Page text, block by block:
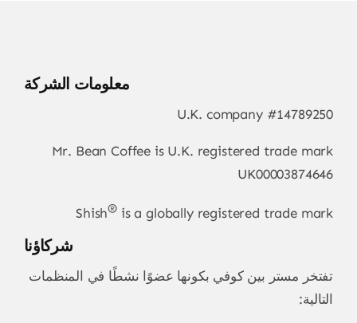
معلومات الشركة
U.K. company #14789250
Mr. Bean Coffee is U.K. registered trade mark
UK00003874646
Shish® is a globally registered trade mark
شركاؤنا
تفتخر مستر بين كوفي بكونها عضوًا نشطًا في المنظمات
التالية: